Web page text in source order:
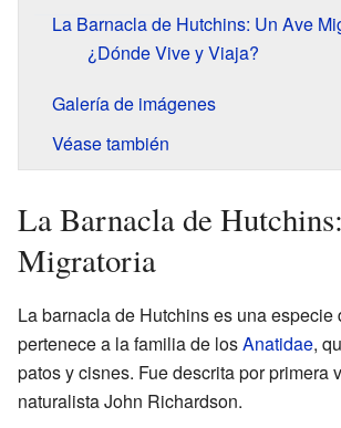
La Barnacla de Hutchins: Un Ave
¿Dónde Vive y Viaja?
Galería de imágenes
Véase también
La Barnacla de
Migratoria
La barnacla de Hutchins es una especie
pertenece a la familia de losAnatidae,
patos y cisnes. Fue descrita por primera
naturalista John Richardson.